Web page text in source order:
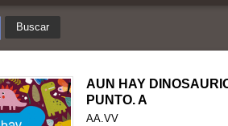
AUN HAY
PUNTO. A
AA.VV